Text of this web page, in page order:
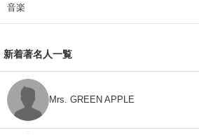
音楽
新着著名人一覧
Mrs. GREEN APPLE